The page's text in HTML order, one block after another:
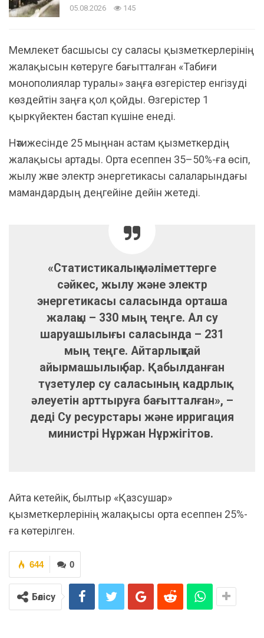
05.08.2026 145
Мемлекет басшысы су саласы қызметкерлерінің
жалақысын көтеруге бағытталған «Табиғи
монополиялар туралы» заңға өзгерістер енгізуді
көздейтін заңға қол қойды. Өзгерістер 1
қыркүйектен бастап күшіне енеді.
Нәтижесінде 25 мыңнан астам қызметкердің
жалақысы артады. Орта есеппен 35–50%-ға өсіп,
жылу және электр энергетикасы салаларындағы
мамандардың деңгейіне дейін жетеді.
«Статистикалық мәліметтерге
сәйкес, жылу және электр
энергетикасы саласында орташа
жалақы – 330 мың теңге. Ал су
шаруашылығы саласында – 231
мың теңге. Айтарлықтай
айырмашылық бар. Қабылданған
түзетулер су саласының кадрлық
әлеуетін арттыруға бағытталған», –
деді Су ресурстары және ирригация
министрі Нұржан Нұржігітов.
Айта кетейік, былтыр «Қазсушар»
қызметкерлерінің жалақысы орта есеппен 25%-
ға көтерілген.
0
644
Бөлісу